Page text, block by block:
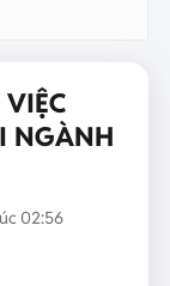
NGÀNH
02:56